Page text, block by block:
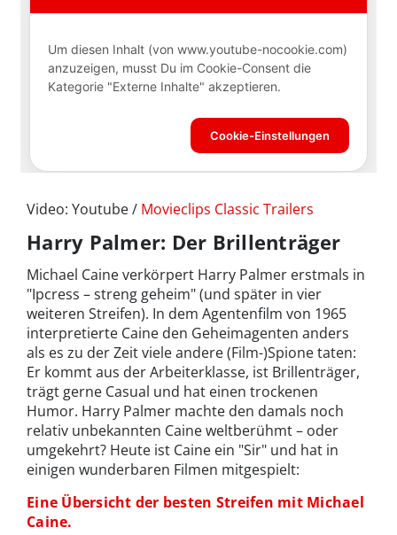
Video: Youtube / Movieclips Classic Trailers
Harry Palmer: Der Brillenträger
Michael Caine verkörpert Harry Palmer erstmals in
"Ipcress – streng geheim" (und später in vier
weiteren Streifen). In dem Agentenfilm von 1965
interpretierte Caine den Geheimagenten anders
als es zu der Zeit viele andere (Film-)Spione taten:
Er kommt aus der Arbeiterklasse, ist Brillenträger,
trägt gerne Casual und hat einen trockenen
Humor. Harry Palmer machte den damals noch
relativ unbekannten Caine weltberühmt – oder
umgekehrt? Heute ist Caine ein "Sir" und hat in
einigen wunderbaren Filmen mitgespielt:
Eine Übersicht der besten Streifen mit Michael
Caine.